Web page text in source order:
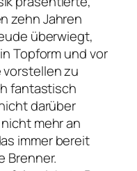
zehn Jahren
überwiegt,
Topform und vor
vorstellen zu
fantastisch
darüber
mehr an
immer bereit
Brenner.